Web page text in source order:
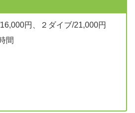
円、２ダイブ/21,000円
間